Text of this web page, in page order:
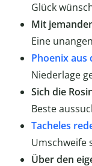
Glück
Mit
Eine
Phoenix aus
Niederlage
Sich die
Beste
Tacheles
Umschweife
Über den